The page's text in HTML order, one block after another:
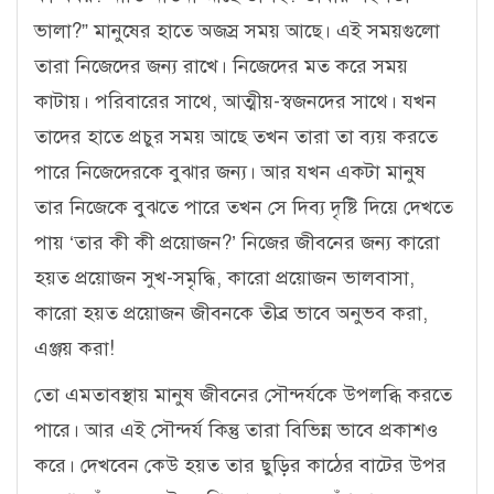
ভালা?” মানুষের হাতে অজস্র সময় আছে। এই সময়গুলো
তারা নিজেদের জন্য রাখে। নিজেদের মত করে সময়
কাটায়। পরিবারের সাথে, আত্মীয়-স্বজনদের সাথে। যখন
তাদের হাতে প্রচুর সময় আছে তখন তারা তা ব্যয় করতে
পারে নিজেদেরকে বুঝার জন্য। আর যখন একটা মানুষ
তার নিজেকে বুঝতে পারে তখন সে দিব্য দৃষ্টি দিয়ে দেখতে
পায় ‘তার কী কী প্রয়োজন?’ নিজের জীবনের জন্য কারো
হয়ত প্রয়োজন সুখ-সমৃদ্ধি, কারো প্রয়োজন ভালবাসা,
কারো হয়ত প্রয়োজন জীবনকে তীব্র ভাবে অনুভব করা,
এঞ্জয় করা!
তো এমতাবস্থায় মানুষ জীবনের সৌন্দর্যকে উপলব্ধি করতে
পারে। আর এই সৌন্দর্য কিন্তু তারা বিভিন্ন ভাবে প্রকাশও
করে। দেখবেন কেউ হয়ত তার ছুড়ির কাঠের বাটের উপর